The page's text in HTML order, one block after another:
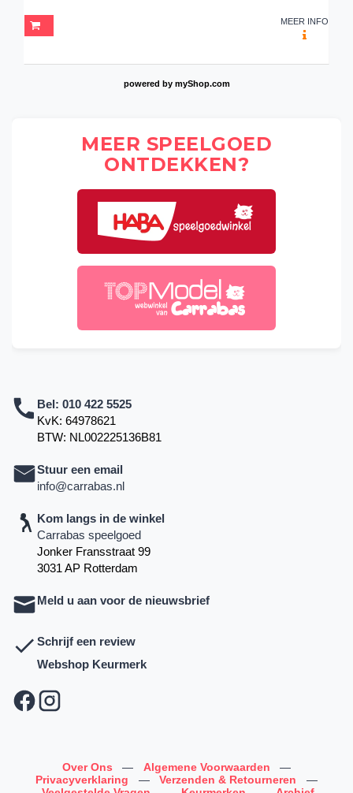
MEER INFO
powered by myShop.com
MEER SPEELGOED
ONTDEKKEN?
Bel: 010 422 5525
KvK: 64978621
BTW: NL002225136B81
Stuur een email
info@carrabas.nl
Kom langs in de winkel
Carrabas speelgoed
Jonker Fransstraat 99
3031 AP Rotterdam
Meld u aan voor de nieuwsbrief
Schrijf een review
Webshop Keurmerk
Over Ons — Algemene Voorwaarden
—
Privacyverklaring
— Verzenden & Retourneren
—